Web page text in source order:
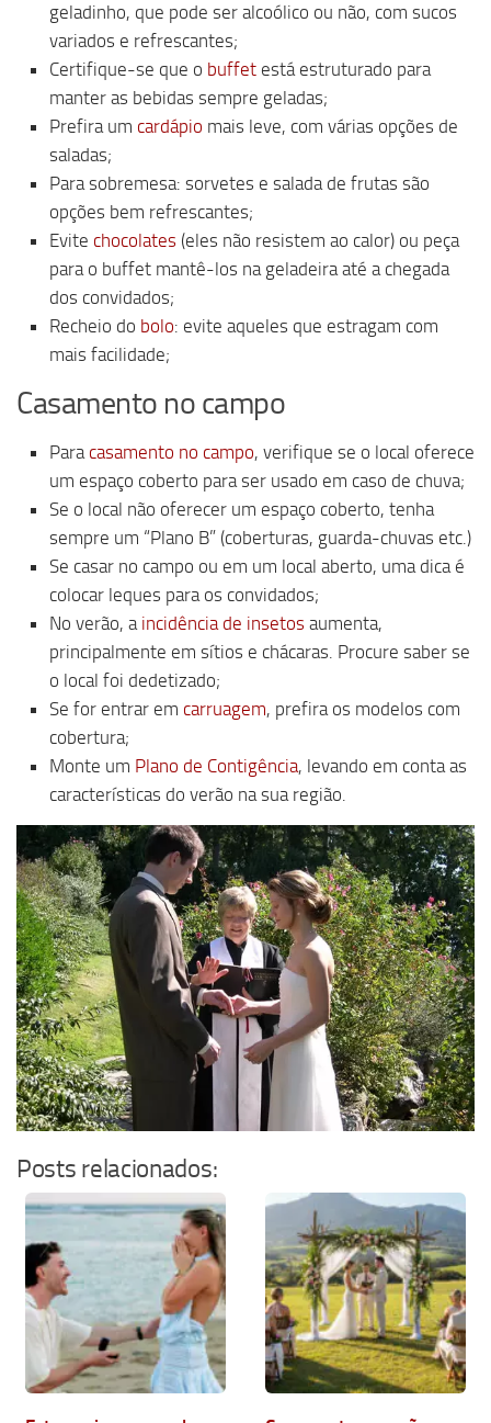
geladinho, que pode ser alcoólico ou não, com sucos
variados e refrescantes;
Certifique-se que o buffet está estruturado para
manter as bebidas sempre geladas;
Prefira um cardápio mais leve, com várias opções de
saladas;
Para sobremesa: sorvetes e salada de frutas são
opções bem refrescantes;
Evite chocolates (eles não resistem ao calor) ou peça
para o buffet mantê-los na geladeira até a chegada
dos convidados;
Recheio do bolo: evite aqueles que estragam com
mais facilidade;
Casamento no campo
Para casamento no campo, verifique se o local oferece
um espaço coberto para ser usado em caso de chuva;
Se o local não oferecer um espaço coberto, tenha
sempre um “Plano B” (coberturas, guarda-chuvas etc.)
Se casar no campo ou em um local aberto, uma dica é
colocar leques para os convidados;
No verão, a incidência de insetos aumenta,
principalmente em sítios e chácaras. Procure saber se
o local foi dedetizado;
Se for entrar em carruagem, prefira os modelos com
cobertura;
Monte um Plano de Contigência, levando em conta as
características do verão na sua região.
Posts relacionados: